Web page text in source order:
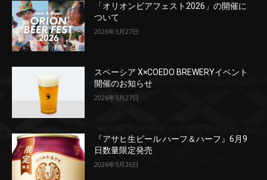
「オリオンビアフェスト2026」の開催に
ついて
2026年5月27日
スペーシア X×COEDO BREWERYイベント
開催のお知らせ
2026年5月27日
『アサヒ生ビール ハーフ＆ハーフ』6月9
日数量限定発売
2026年5月26日